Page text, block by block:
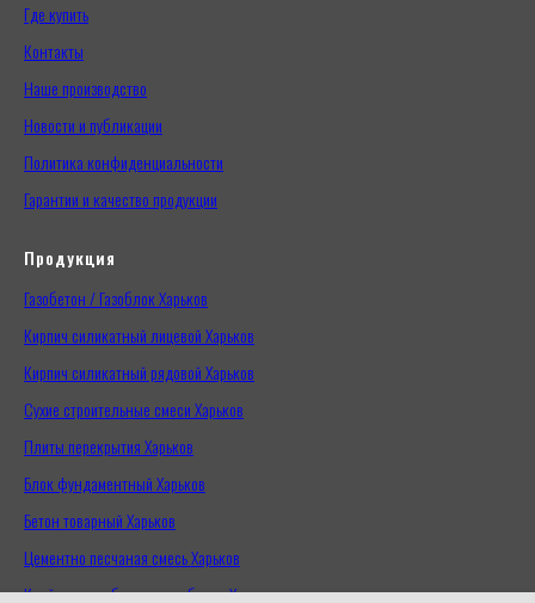
Где купить
Контакты
Наше производство
Новости и публикации
Политика конфиденциальности
Гарантии и качество продукции
Продукция
Газобетон / Газоблок Харьков
Кирпич силикатный лицевой Харьков
Кирпич силикатный рядовой Харьков
Сухие строительные смеси Харьков
Плиты перекрытия Харьков
Блок фундаментный Харьков
Бетон товарный Харьков
Цементно песчаная смесь Харьков
Клей для газобетона, газоблока Харьков